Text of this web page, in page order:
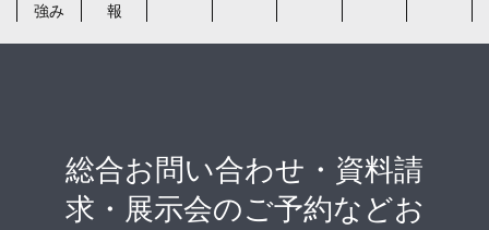
強み
報
総合お問い合わせ・資料請
求・展示会のご予約などお